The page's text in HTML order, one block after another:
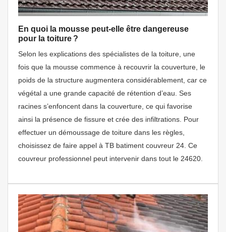
En quoi la mousse peut-elle être dangereuse
pour la toiture ?
Selon les explications des spécialistes de la toiture, une
fois que la mousse commence à recouvrir la couverture, le
poids de la structure augmentera considérablement, car ce
végétal a une grande capacité de rétention d’eau. Ses
racines s’enfoncent dans la couverture, ce qui favorise
ainsi la présence de fissure et crée des infiltrations. Pour
effectuer un démoussage de toiture dans les règles,
choisissez de faire appel à TB batiment couvreur 24. Ce
couvreur professionnel peut intervenir dans tout le 24620.